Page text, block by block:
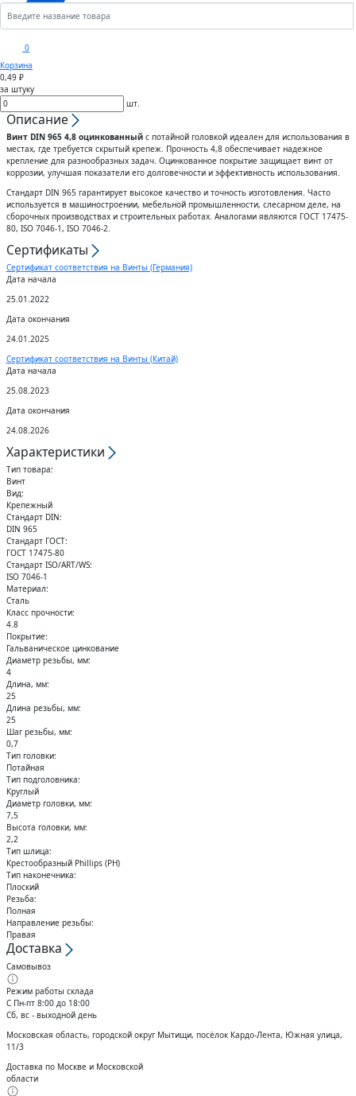
0
Корзина
Анкеры
Шплинты
Штифты
Дюбели
Шурупы
Спец.крепеж
Шпоночный материал
Кольца стопорные
Скобы
Крюки
Вертлюги
Блоки
Сектора управления к
дроссельному клапану
Воздуховоды гибкие
Диффузоры для вентиляции
Клапаны
Гибкие вставки
0,49 ₽
за штуку
шт.
Описание
Винт DIN 965 4,8 оцинкованныйс потайной головкой идеален для использования в
местах, где требуется скрытый крепеж. Прочность 4,8 обеспечивает надежное
крепление для разнообразных задач. Оцинкованное покрытие защищает винт от
коррозии, улучшая показатели его долговечности и эффективность использования.
Стандарт DIN 965 гарантирует высокое качество и точность изготовления. Часто
используется в машиностроении, мебельной промышленности, слесарном деле, на
сборочных производствах и строительных работах. Аналогами являются ГОСТ 17475-
80, ISO 7046-1, ISO 7046-2.
Сертификаты
Сертификат соответствия на Винты (Германия)
Дата начала
25.01.2022
Дата окончания
24.01.2025
Сертификат соответствия на Винты (Китай)
Дата начала
25.08.2023
Дата окончания
24.08.2026
Характеристики
Тип товара:
Винт
Вид:
Крепежный
Стандарт DIN:
DIN 965
Стандарт ГОСТ:
ГОСТ 17475-80
Стандарт ISO/ART/WS:
ISO 7046-1
Материал:
Сталь
Класс прочности:
4.8
Покрытие:
Гальваническое цинкование
Диаметр резьбы, мм:
4
Длина, мм:
25
Длина резьбы, мм:
25
Шаг резьбы, мм:
0,7
Тип головки:
Потайная
Тип подголовника:
Круглый
Диаметр головки, мм:
7,5
Высота головки, мм:
2,2
Тип шлица:
Крестообразный Phillips (PH)
Тип наконечника:
Плоский
Резьба:
Полная
Направление резьбы:
Правая
Доставка
Самовывоз
Режим работы склада
С Пн-пт 8:00 до 18:00
Сб, вс - выходной день
Московская область, городской округ Мытищи, посёлок Кардо-Лента, Южная улица,
11/3
Доставка по Москве и Московской
области